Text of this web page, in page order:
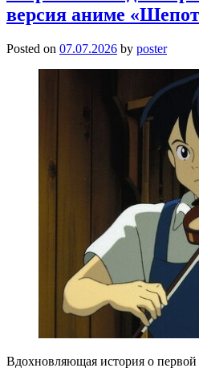
версия аниме
Posted on 07.07.2026 by poster
Вдохновляющая история о